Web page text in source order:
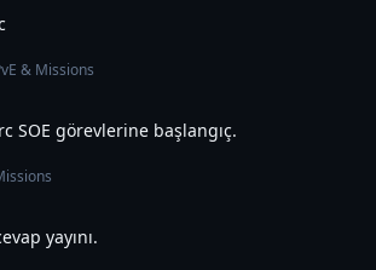
& Missions
SOE görevlerine başlangıç.
yayını.